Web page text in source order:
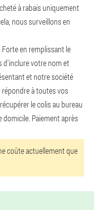
à rabais uniquement
nous surveillons en
en remplissant le
d'inclure votre nom et
et notre société
à toutes vos
le colis au bureau
Paiement après
coûte actuellement que